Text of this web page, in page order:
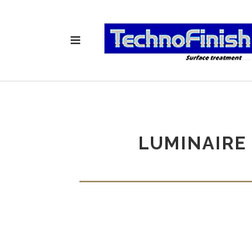
LUMINAIRE